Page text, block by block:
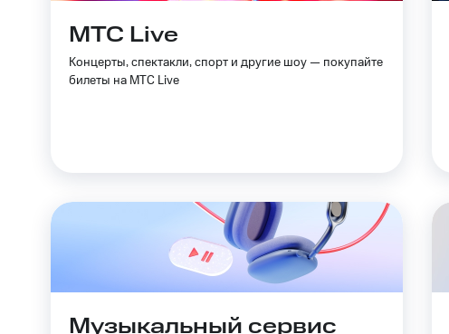
МТС Live
Концерты, спектакли, спорт и другие шоу — покупайте
билеты на МТС Live
Музыкальный сервис